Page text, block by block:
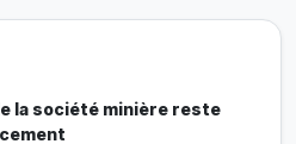
la société minière reste